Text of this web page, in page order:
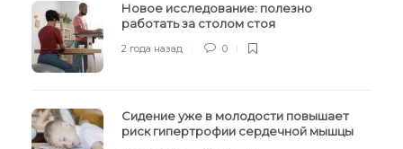
Новое исследование: полезно
работать за столом стоя
2 года назад 0
Сидение уже в молодости повышает
риск гипертрофии сердечной мышцы